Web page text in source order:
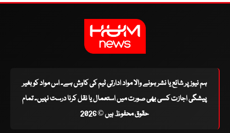
ہم نیوز پر شائع یا نشر ہونے والا مواد ادارتی ٹیم کی کاوش ہے۔ اس مواد کو بغیر
پیشگی اجازت کسی بھی صورت میں استعمال یا نقل کرنا درست نہیں۔ تمام
حقوق محفوظ ہیں © 2026